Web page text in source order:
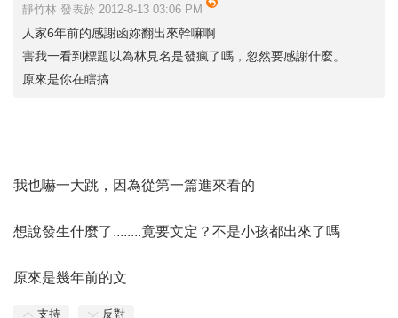
靜竹林 發表於 2012-8-13 03:06 PM
人家6年前的感謝函妳翻出來幹嘛啊
害我一看到標題以為林見名是發瘋了嗎，忽然要感謝什麼。
原來是你在瞎搞 ...
我也嚇一大跳，因為從第一篇進來看的
想說發生什麼了........竟要文定？不是小孩都出來了嗎
原來是幾年前的文
支持 反對